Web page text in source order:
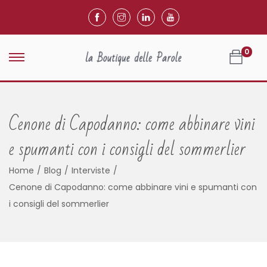
0
Cenone di Capodanno: come abbinare vini
e spumanti con i consigli del sommerlier
Home / Blog / Interviste /
Cenone di Capodanno: come abbinare vini e spumanti con
i consigli del sommerlier